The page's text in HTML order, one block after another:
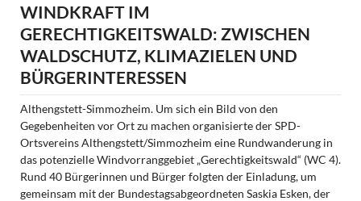
WINDKRAFT IM
GERECHTIGKEITSWALD: ZWISCHEN
WALDSCHUTZ, KLIMAZIELEN UND
BÜRGERINTERESSEN
Althengstett-Simmozheim. Um sich ein Bild von den
Gegebenheiten vor Ort zu machen organisierte der SPD-
Ortsvereins Althengstett/Simmozheim eine Rundwanderung in
das potenzielle Windvorranggebiet „Gerechtigkeitswald“ (WC 4).
Rund 40 Bürgerinnen und Bürger folgten der Einladung, um
gemeinsam mit der Bundestagsabgeordneten Saskia Esken, der